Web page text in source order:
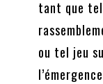
tant que
ou tel jeu